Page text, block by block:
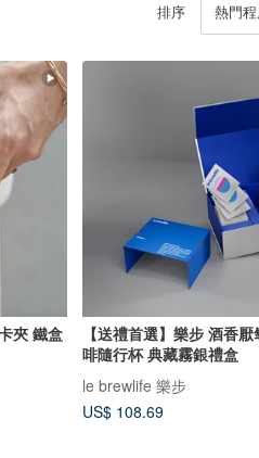
排序 熱門
夾 鐵盒
【送禮首選】樂步 酒香
啡隨行杯 典藏霧銀禮盒
le brewlife 樂步
US$ 108.69